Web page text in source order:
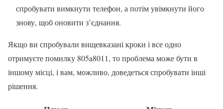
спробувати вимкнути телефон, а потім увімкнути його
знову, щоб оновити з’єднання.
Якщо ви спробували вищевказані кроки і все одно
отримуєте помилку 805a8011, то проблема може бути в
іншому місці, і вам, можливо, доведеться спробувати інші
рішення.